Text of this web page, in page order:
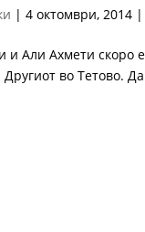
|4 октомври, 2014 |
и Али Ахмети скоро
Другиот во Тетово.